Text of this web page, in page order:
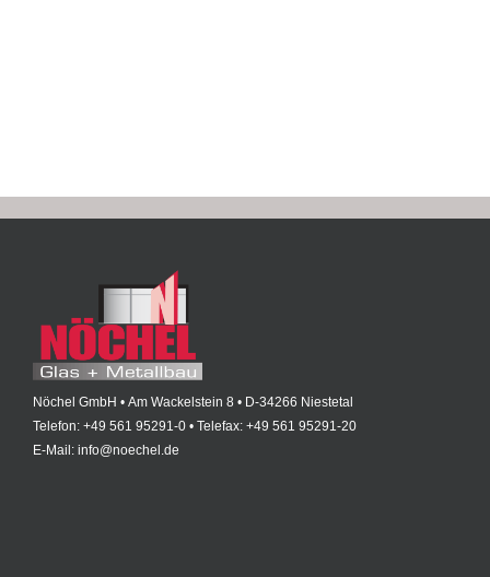
Nöchel GmbH • Am Wackelstein 8 • D-34266 Niestetal
Telefon: +49 561 95291-0 • Telefax: +49 561 95291-20
E-Mail: info@noechel.de